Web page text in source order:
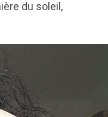
du soleil,